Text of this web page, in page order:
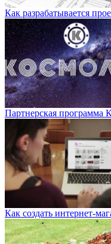
Как разрабатывается
Партнерская программа
Как создать интернет-